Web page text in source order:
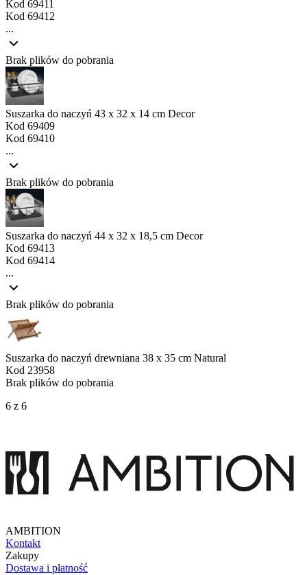
Kod 69411
Kod 69412
...
Brak plików do pobrania
Suszarka do naczyń 43 x 32 x 14 cm Decor
Kod 69409
Kod 69410
...
Brak plików do pobrania
Suszarka do naczyń 44 x 32 x 18,5 cm Decor
Kod 69413
Kod 69414
...
Brak plików do pobrania
Suszarka do naczyń drewniana 38 x 35 cm Natural
Kod 23958
Brak plików do pobrania
6 z 6
AMBITION
Kontakt
Zakupy
Dostawa i płatność